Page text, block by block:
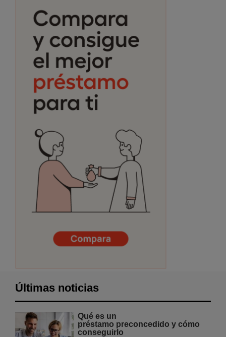
Últimas noticias
Qué es un
préstamo preconcedido y cómo
conseguirlo